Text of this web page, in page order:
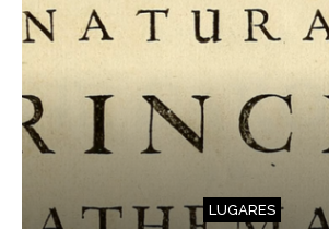
LUGARES